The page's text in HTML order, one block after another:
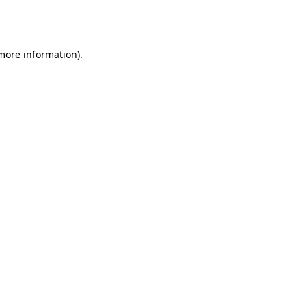
information).